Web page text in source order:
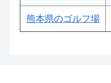
熊本県のゴルフ場